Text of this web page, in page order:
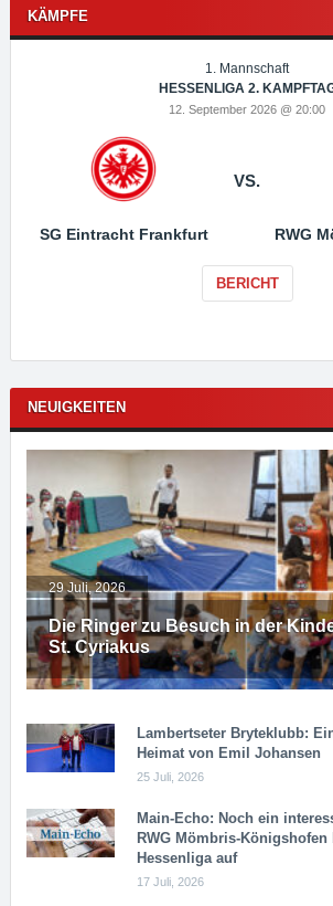
KÄMPFE
1. Mannschaft
HESSENLIGA 2.
12. September 2026 @ 20:00
SG Eintracht Frankfurt
VS.
BERICHT
NEUIGKEITEN
Die Ringer zu Besuch in der
St. Cyriakus
29 Juli, 2026
Lambertseter Bryteklubb:
Heimat von Emil Johansen
25 Juli, 2026
Main-Echo: Noch ein
RWG Möm­b­ris-
Hessenliga auf
17 Juli, 2026